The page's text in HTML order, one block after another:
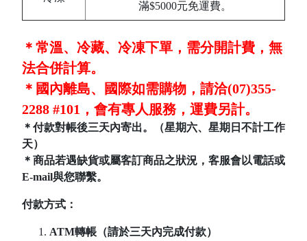
滿$5000元免運費。
＊常溫、冷藏、冷凍下單，需分開計費，無
法合併計算。
＊國內離島、國際如需購物，請洽(07)355-
2288 #101，會有專人服務，運費另計。
＊付款對帳後三天內寄出。（星期六、星期日不計工作
天）
＊商品若遇缺貨或屬客訂商品之狀況，客服會以電話或
E-mail與您聯繫。
付款方式：
ATM轉帳（請於三天內完成付款）